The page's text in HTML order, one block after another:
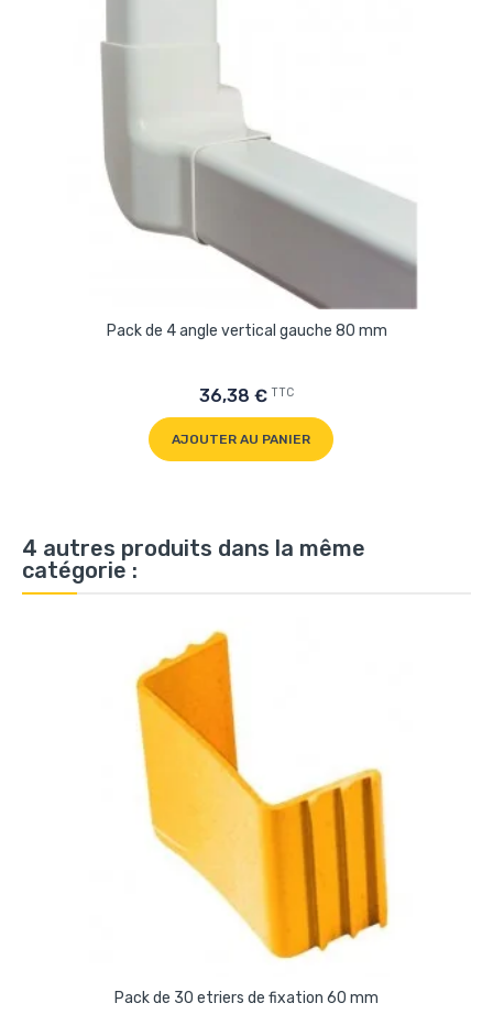
Pack de 4 angle vertical gauche 80 mm
36,38 € TTC
AJOUTER AU PANIER
4 autres produits dans la même
catégorie :
Pack de 30 etriers de fixation 60 mm